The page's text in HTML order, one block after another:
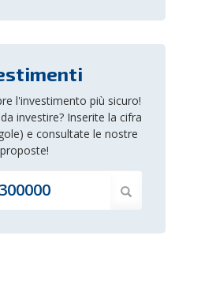
l'investimento più sicuro!
investire? Inserite la cifra
e consultate le nostre
proposte!